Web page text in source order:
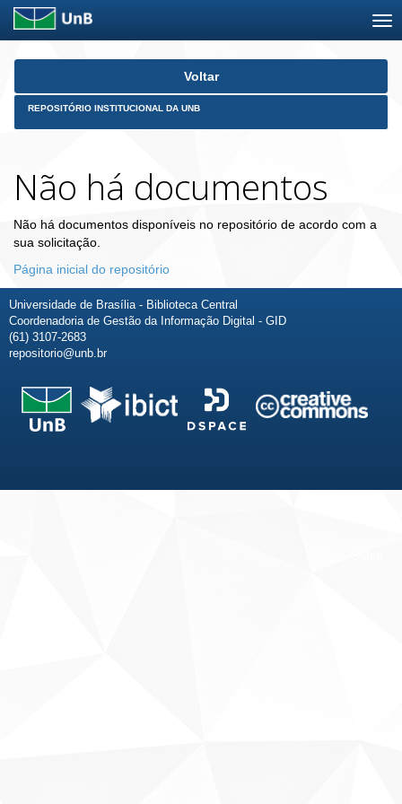
Skip
Voltar
REPOSITÓRIO INSTITUCIONAL DA UNB
Não há documentos
Não há documentos disponíveis no repositório de acordo com a
sua solicitação.
Página inicial do repositório
Universidade de Brasília - Biblioteca Central
Coordenadoria de Gestão da Informação Digital - GID
(61) 3107-2683
repositorio@unb.br